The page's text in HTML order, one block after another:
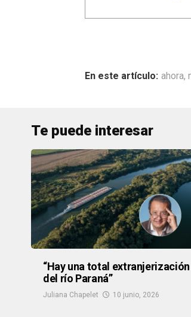
ahora,
Te puede interesar
“Hay una total extranjerización
del río Paraná”
Juliana Chapelet 10 junio, 2026